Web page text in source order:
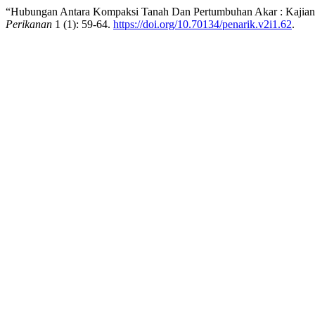
“Hubungan Antara Kompaksi Tanah Dan Pertumbuhan Akar :
Perikanan 1 (1): 59-64. https://doi.org/10.70134/penarik.v2i1.62.